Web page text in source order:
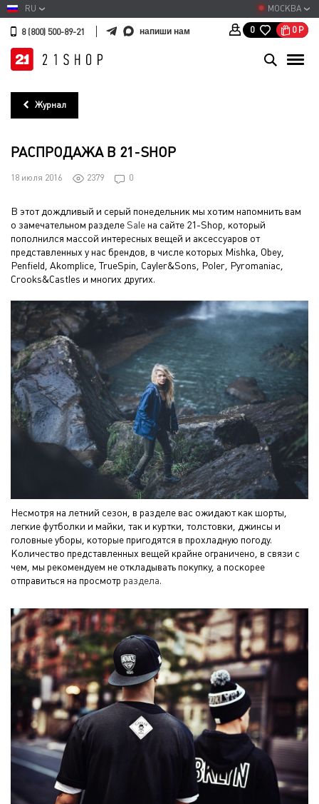
МОСКВА
RU
8 (800) 500-89-21 напиши нам 0 0 Р
Журнал
РАСПРОДАЖА В 21-SHOP
18 июля 2016 2379 0
В этот дождливый и серый понедельник мы хотим напомнить вам
о замечательном разделе Saleна сайте 21-Shop, который
пополнился массой интересных вещей и аксессуаров от
представленных у нас брендов, в числе которых Mishka, Obey,
Penfield, Akomplice, TrueSpin, Cayler&Sons, Poler, Pyromaniac,
Crooks&Castles и многих других.
Несмотря на летний сезон, в разделе вас ожидают как шорты,
легкие футболки и майки, так и куртки, толстовки, джинсы и
головные уборы, которые пригодятся в прохладную погоду.
Количество представленных вещей крайне ограничено, в связи с
чем, мы рекомендуем не откладывать покупку, а поскорее
отправиться на просмотр раздела.